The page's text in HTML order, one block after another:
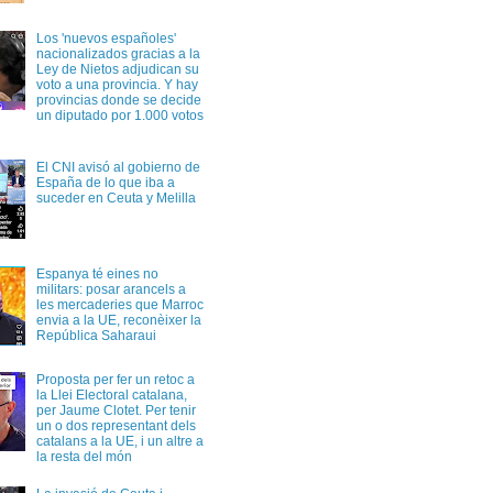
Los 'nuevos españoles'
nacionalizados gracias a la
Ley de Nietos adjudican su
voto a una provincia. Y hay
provincias donde se decide
un diputado por 1.000 votos
El CNI avisó al gobierno de
España de lo que iba a
suceder en Ceuta y Melilla
Espanya té eines no
militars: posar arancels a
les mercaderies que Marroc
envia a la UE, reconèixer la
República Saharaui
Proposta per fer un retoc a
la Llei Electoral catalana,
per Jaume Clotet. Per tenir
un o dos representant dels
catalans a la UE, i un altre a
la resta del món